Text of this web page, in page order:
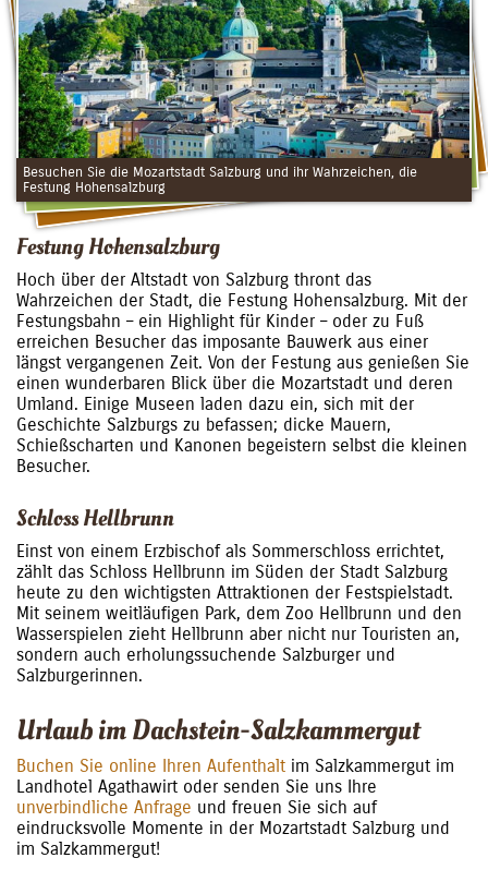
Besuchen Sie die Mozartstadt Salzburg und ihr Wahrzeichen, die
Festung Hohensalzburg
Festung Hohensalzburg
Hoch über der Altstadt von Salzburg thront das
Wahrzeichen der Stadt, die Festung Hohensalzburg. Mit der
Festungsbahn – ein Highlight für Kinder – oder zu Fuß
erreichen Besucher das imposante Bauwerk aus einer
längst vergangenen Zeit. Von der Festung aus genießen Sie
einen wunderbaren Blick über die Mozartstadt und deren
Umland. Einige Museen laden dazu ein, sich mit der
Geschichte Salzburgs zu befassen; dicke Mauern,
Schießscharten und Kanonen begeistern selbst die kleinen
Besucher.
Schloss Hellbrunn
Einst von einem Erzbischof als Sommerschloss errichtet,
zählt das Schloss Hellbrunn im Süden der Stadt Salzburg
heute zu den wichtigsten Attraktionen der Festspielstadt.
Mit seinem weitläufigen Park, dem Zoo Hellbrunn und den
Wasserspielen zieht Hellbrunn aber nicht nur Touristen an,
sondern auch erholungssuchende Salzburger und
Salzburgerinnen.
Urlaub im Dachstein-Salzkammergut
Buchen Sie online Ihren Aufenthalt im Salzkammergut im
Landhotel Agathawirt oder senden Sie uns Ihre
unverbindliche Anfrage und freuen Sie sich auf
eindrucksvolle Momente in der Mozartstadt Salzburg und
im Salzkammergut!